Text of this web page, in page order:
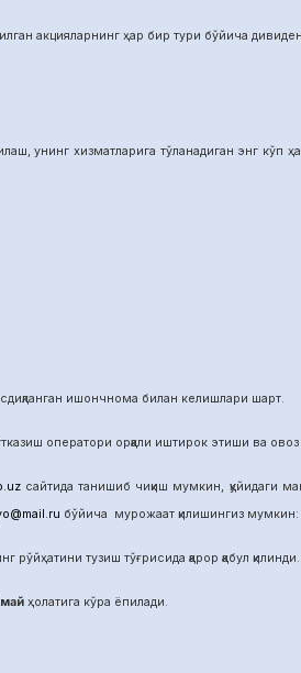
ҳар бир тури бўйича
унинг хизматларига тўланадиган энг кўп
ишончнома билан келишлари шарт.
оператори орқали иштирок этиши ва
сайтида танишиб чиқиш мумкин, қуйидаги
бўйича мурожаат қилишингиз мумкин:
рўйҳатини тузиш тўғрисида қарор қабул қилинди.
майҳолатига кўра ёпилади.